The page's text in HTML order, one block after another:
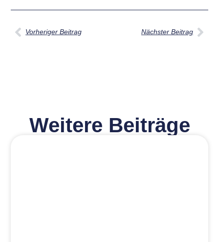
Vorheriger Beitrag Nächster Beitrag
Weitere Beiträge